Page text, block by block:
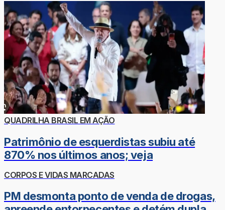
QUADRILHA BRASIL EM AÇÃO
Patrimônio de esquerdistas subiu até
870% nos últimos anos; veja
CORPOS E VIDAS MARCADAS
PM desmonta ponto de venda de drogas,